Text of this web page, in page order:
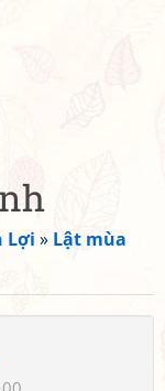
Lợi » Lật mùa